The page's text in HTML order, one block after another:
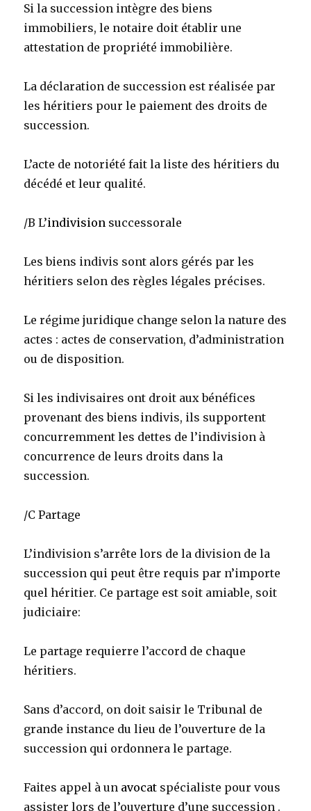
Si la succession intègre des biens
immobiliers, le notaire doit établir une
attestation de propriété immobilière.
La déclaration de succession est réalisée par
les héritiers pour le paiement des droits de
succession.
L’acte de notoriété fait la liste des héritiers du
décédé et leur qualité.
/B L’indivision successorale
Les biens indivis sont alors gérés par les
héritiers selon des règles légales précises.
Le régime juridique change selon la nature des
actes : actes de conservation, d’administration
ou de disposition.
Si les indivisaires ont droit aux bénéfices
provenant des biens indivis, ils supportent
concurremment les dettes de l’indivision à
concurrence de leurs droits dans la
succession.
/C Partage
L’indivision s’arrête lors de la division de la
succession qui peut être requis par n’importe
quel héritier. Ce partage est soit amiable, soit
judiciaire:
Le partage requierre l’accord de chaque
héritiers.
Sans d’accord, on doit saisir le Tribunal de
grande instance du lieu de l’ouverture de la
succession qui ordonnera le partage.
Faites appel à un avocat spécialiste pour vous
assister lors de l’ouverture d’une succession .